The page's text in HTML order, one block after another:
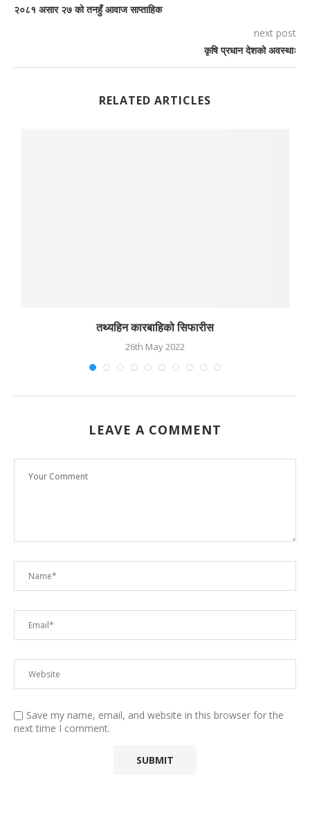
२०८१ असार २७ को तनहुँ आवाज साप्ताहिक
next post
कृषि प्रधान देशको अवस्थाः
RELATED ARTICLES
तथ्यहिन कारबाहिको सिफारीस
26th May 2022
LEAVE A COMMENT
Save my name, email, and website in this browser for the
next time I comment.